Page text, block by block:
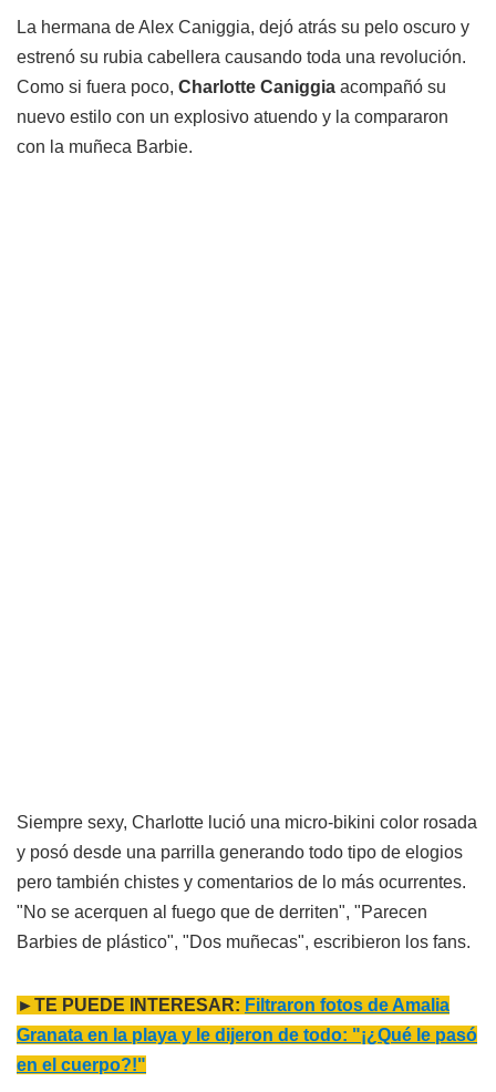
La hermana de Alex Caniggia, dejó atrás su pelo oscuro y
estrenó su rubia cabellera causando toda una revolución.
Como si fuera poco, Charlotte Caniggia acompañó su
nuevo estilo con un explosivo atuendo y la compararon
con la muñeca Barbie.
Siempre sexy, Charlotte lució una micro-bikini color rosada
y posó desde una parrilla generando todo tipo de elogios
pero también chistes y comentarios de lo más ocurrentes.
"No se acerquen al fuego que de derriten", "Parecen
Barbies de plástico", "Dos muñecas", escribieron los fans.
►TE PUEDE INTERESAR: Filtraron fotos de Amalia
Granata en la playa y le dijeron de todo: "¡¿Qué le pasó
en el cuerpo?!"